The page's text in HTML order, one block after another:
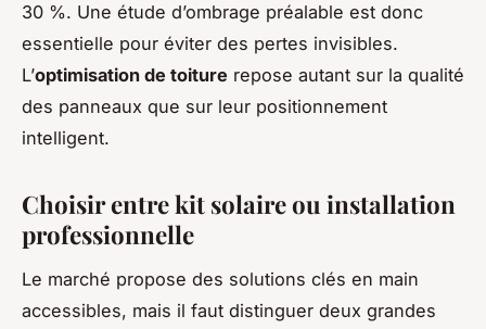
30 %. Une étude d’ombrage préalable est donc
essentielle pour éviter des pertes invisibles.
L’optimisation de toiture repose autant sur la qualité
des panneaux que sur leur positionnement
intelligent.
Choisir entre kit solaire ou installation
professionnelle
Le marché propose des solutions clés en main
accessibles, mais il faut distinguer deux grandes